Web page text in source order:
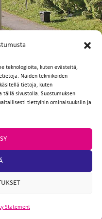
teknologioita, kuten evästeitä,
Näiden tekniikoiden
tietoja, kuten
tällä sivustolla. Suostumuksen
tiettyihin ominaisuuksiin ja
Statement